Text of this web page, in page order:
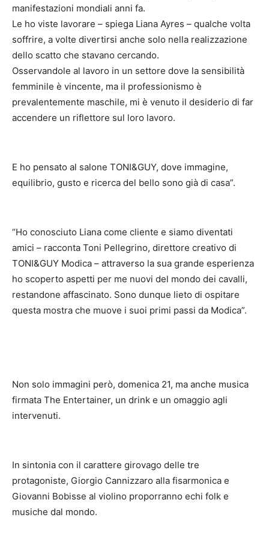
manifestazioni mondiali anni fa.
Le ho viste lavorare – spiega Liana Ayres – qualche volta
soffrire, a volte divertirsi anche solo nella realizzazione
dello scatto che stavano cercando.
Osservandole al lavoro in un settore dove la sensibilità
femminile è vincente, ma il professionismo è
prevalentemente maschile, mi è venuto il desiderio di far
accendere un riflettore sul loro lavoro.
E ho pensato al salone TONI&GUY, dove immagine,
equilibrio, gusto e ricerca del bello sono già di casa”.
“Ho conosciuto Liana come cliente e siamo diventati
amici – racconta Toni Pellegrino, direttore creativo di
TONI&GUY Modica – attraverso la sua grande esperienza
ho scoperto aspetti per me nuovi del mondo dei cavalli,
restandone affascinato. Sono dunque lieto di ospitare
questa mostra che muove i suoi primi passi da Modica”.
Non solo immagini però, domenica 21, ma anche musica
firmata The Entertainer, un drink e un omaggio agli
intervenuti.
In sintonia con il carattere girovago delle tre
protagoniste, Giorgio Cannizzaro alla fisarmonica e
Giovanni Bobisse al violino proporranno echi folk e
musiche dal mondo.